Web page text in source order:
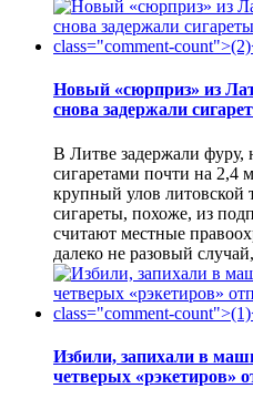
Новый «сюрприз» из
снова задержали
В Литве задержали
сигаретами почти на 2,4
крупный улов литовской
сигареты, похоже, из
считают местные
далеко не разовый
Избили, запихали в
четверых «рэкетиров»